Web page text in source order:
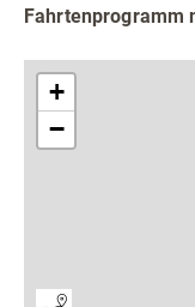
Radfahren
Tourenportal
Tourist-
Fahrtenprogramm